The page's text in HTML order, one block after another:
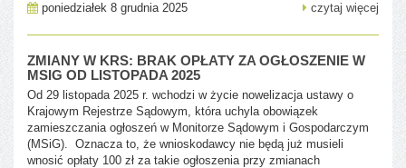
poniedziałek 8 grudnia 2025
czytaj więcej
ZMIANY W KRS: BRAK OPŁATY ZA OGŁOSZENIE W
MSIG OD LISTOPADA 2025
Od 29 listopada 2025 r. wchodzi w życie nowelizacja ustawy o
Krajowym Rejestrze Sądowym, która uchyla obowiązek
zamieszczania ogłoszeń w Monitorze Sądowym i Gospodarczym
(MSiG). Oznacza to, że wnioskodawcy nie będą już musieli
wnosić opłaty 100 zł za takie ogłoszenia przy zmianach